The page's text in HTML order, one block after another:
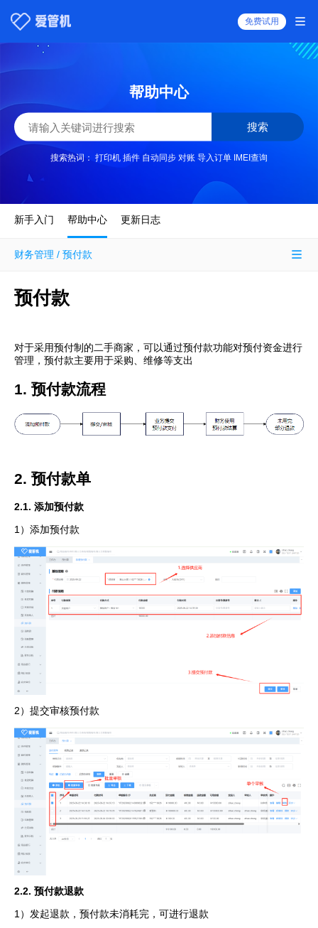
免费试用
帮助中心
搜索
搜索热词： 打印机 插件 自动同步 对账 导入订单 IMEI查询
新手入门 帮助中心 更新日志
财务管理 / 预付款
预付款
对于采用预付制的二手商家，可以通过预付款功能对预付资金进行
管理，预付款主要用于采购、维修等支出
1. 预付款流程
2. 预付款单
2.1. 添加预付款
1）添加预付款
2）提交审核预付款
2.2. 预付款退款
1）发起退款，预付款未消耗完，可进行退款